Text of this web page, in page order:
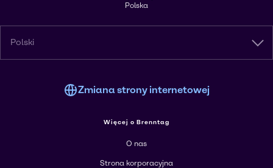
Polska
Polski
Zmiana strony internetowej
Więcej o Brenntag
O nas
Strona korporacyjna